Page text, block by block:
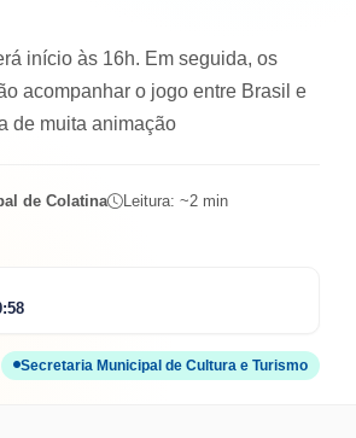
Secretaria Municipal de Cultura e Turismo
início às 16h. Em seguida, os
acompanhar o jogo entre Brasil e
de muita animação
de Colatina Leitura: ~2 min